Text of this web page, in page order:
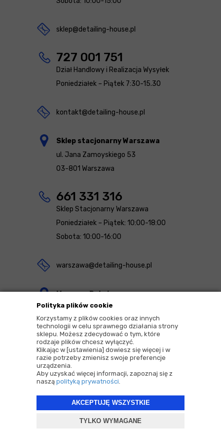
Polityka plików cookie
Korzystamy z plików cookies oraz innych
technologii w celu sprawnego działania strony
sklepu. Możesz zdecydować o tym, które
rodzaje plików chcesz wyłączyć.
Klikając w [ustawienia] dowiesz się więcej i w
razie potrzeby zmienisz swoje preferencje
urządzenia.
Aby uzyskać więcej informacji, zapoznaj się z
naszą polityką prywatności.
AKCEPTUJĘ WSZYSTKIE
TYLKO WYMAGANE
sklep@detailing-house.pl
727 001 751
Dział Handlowy i Realizacja Wysyłek
Poniedziałek – Piątek 7:30-15.30
kontakt@detailing-house.pl
Sklep stacjonarny Warszawa
ul. Jana Zamoyskiego 53
03-801 Warszawa
661 331 316
Sklep Stacjonarny Warszawa
Poniedziałek – Piątek: 10:00-18:00
Sobota: 10:00-16:00
warszawa@detailing-house.pl
Magazyn Rekcin
Nomos Sp. z o.o. sp.k.
ul. Agrestowa 1
83-010 Rekcin
2026 © Copyrights by |Detailing House